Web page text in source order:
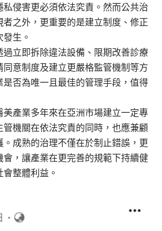
侵害更必須依法究責。然而公共治
之外，更重要的是建立制度、修正
生。
立即拆除違法設備、限期改善診療
意制度及建立更嚴格監管機制等方
否為唯一且最佳的管理手段，值得
產業多年來在亞洲市場建立一定專
機關在依法究責的同時，也應兼顧
成熟的治理不僅在於制止錯誤，更
，讓產業在更完善的規範下持續健
整體利益。